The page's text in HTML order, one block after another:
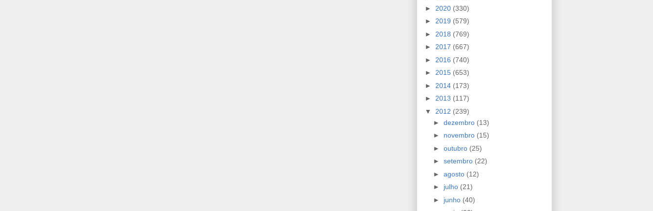
► 2020 (330)
► 2019 (579)
► 2018 (769)
► 2017 (667)
► 2016 (740)
► 2015 (653)
► 2014 (173)
► 2013 (117)
▼ 2012 (239)
► dezembro (13)
► novembro (15)
► outubro (25)
► setembro (22)
► agosto (12)
► julho (21)
► junho (40)